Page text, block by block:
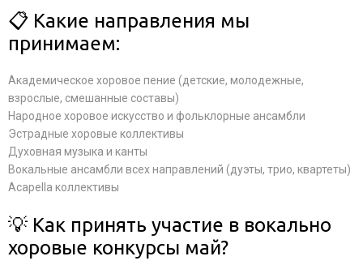
📋 Какие направления мы
принимаем:
Академическое хоровое пение (детские, молодежные,
взрослые, смешанные составы)
Народное хоровое искусство и фольклорные ансамбли
Эстрадные хоровые коллективы
Духовная музыка и канты
Вокальные ансамбли всех направлений (дуэты, трио, квартеты)
Acapella коллективы
💡 Как принять участие в вокально
хоровые конкурсы май?